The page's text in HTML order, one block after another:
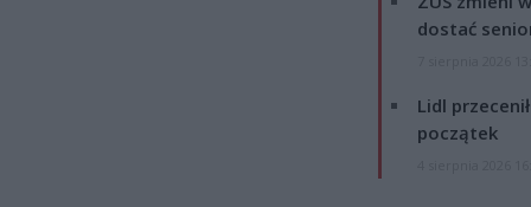
dostać
Lidl
początek